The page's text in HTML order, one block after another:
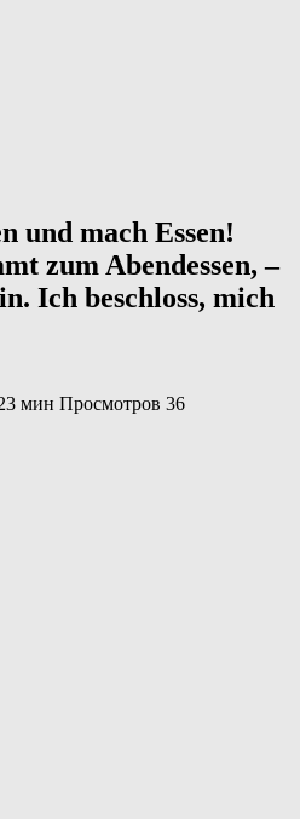
und mach Essen!
zum Abendessen, –
Ich beschloss, mich
мин Просмотров 36